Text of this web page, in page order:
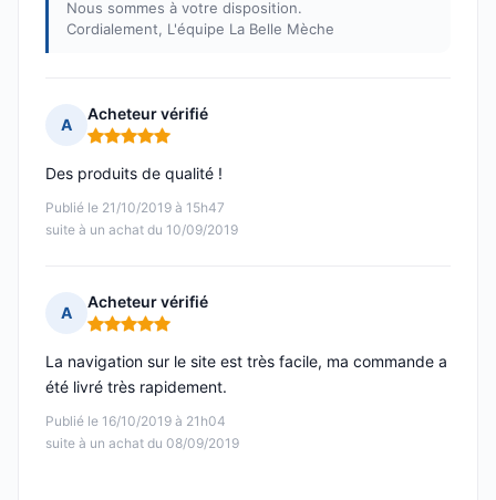
Nous sommes à votre disposition.
Cordialement, L'équipe La Belle Mèche
A
Acheteur vérifié
Note : 5 sur 5
Publié le 21/10/2019 à 15h47
suite à un achat du 10/09/2019
Des produits de qualité !
A
Acheteur vérifié
Note : 5 sur 5
Publié le 16/10/2019 à 21h04
suite à un achat du 08/09/2019
La navigation sur le site est très facile, ma commande a
été livré très rapidement.